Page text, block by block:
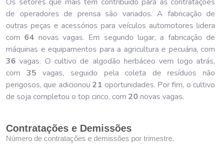
de operadores de prensa são variados. A fabricação de
outras peças e acessórios para veículos automotores lidera
com 64 novas vagas. Em segundo lugar, a fabricação de
máquinas e equipamentos para a agricultura e pecuária, com
36 vagas. O cultivo de algodão herbáceo vem logo atrás,
com 35 vagas, seguido pela coleta de resíduos não
perigosos, que adicionou21 oportunidades. Por fim, o cultivo
de soja completou o top cinco, com 20 novas vagas.
Contratações e Demissões
Número de contratações e demissões por trimestre.